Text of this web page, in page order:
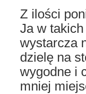
Z ilości
Ja w
wystarcza
dzielę na
wygodne i
mniej